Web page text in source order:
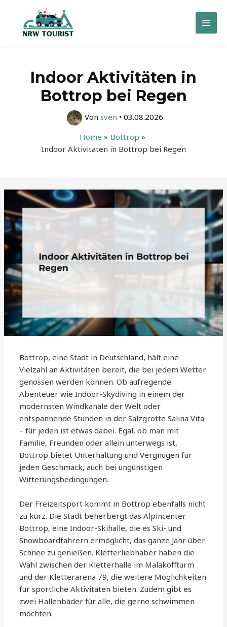
springen
Main
Indoor Aktivitäten in
Bottrop bei Regen
Von sven • 03.08.2026
Home
Bottrop
Indoor Aktivitäten in Bottrop bei Regen
Bottrop, eine Stadt in Deutschland, hält eine
Vielzahl an Aktivitäten bereit, die bei jedem Wetter
genossen werden können. Ob aufregende
Abenteuer wie Indoor-Skydiving in einem der
modernsten Windkanäle der Welt oder
entspannende Stunden in der Salzgrotte Salina Vita
– für jeden ist etwas dabei. Egal, ob man mit
Familie, Freunden oder allein unterwegs ist,
Bottrop bietet Unterhaltung und Vergnügen für
jeden Geschmack, auch bei ungünstigen
Witterungsbedingungen.
Der Freizeitsport kommt in Bottrop ebenfalls nicht
zu kurz. Die Stadt beherbergt das Alpincenter
Bottrop, eine Indoor-Skihalle, die es Ski- und
Snowboardfahrern ermöglicht, das ganze Jahr über
Schnee zu genießen. Kletterliebhaber haben die
Wahl zwischen der Kletterhalle im Malakoffturm
und der Kletterarena 79, die weitere Möglichkeiten
für sportliche Aktivitäten bieten. Zudem gibt es
zwei Hallenbäder für alle, die gerne schwimmen
möchten.